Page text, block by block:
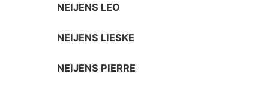
NEIJENS LEO
NEIJENS LIESKE
NEIJENS PIERRE